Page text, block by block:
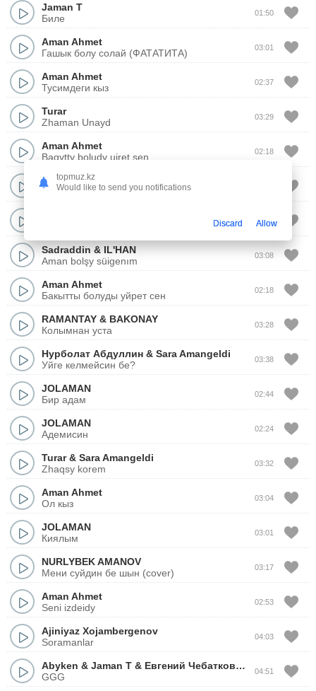
Jaman T
Биле
01:50
Aman Ahmet
Гашык болу солай (ФАТАТИТА)
03:01
Aman Ahmet
Тусимдеги кыз
02:37
Turar
Zhaman Unayd
03:29
Aman Ahmet
Baqytty boludy uiret sen
02:18
Aman Ahmet
Бакыт деген осы ма?
02:31
Sadraddin&IL'HAN
Aman bolşy süigenım
03:08
Aman Ahmet
Бакытты болуды уйрет сен
02:18
RAMANTAY & BAKONAY
Колымнан уста
03:28
Нурболат Абдуллин & Sara Amangeldi
Уйге келмейсин бе?
03:38
JOLAMAN
Бир адам
02:44
JOLAMAN
Адемисин
02:24
Turar& Sara Amangeldi
Zhaqsy korem
03:32
Aman Ahmet
Ол кыз
03:04
JOLAMAN
Киялым
03:01
NURLYBEK AMANOV
Мени суйдин бе шын (cover)
03:17
Aman Ahmet
Seni izdeidy
02:53
Ajiniyaz Xojambergenov
Soramanlar
04:03
Abyken & Jaman T & Евгений Чебатков&
GGG
04:51
topmuz.kz
Would like to send you notifications
Discard Allow